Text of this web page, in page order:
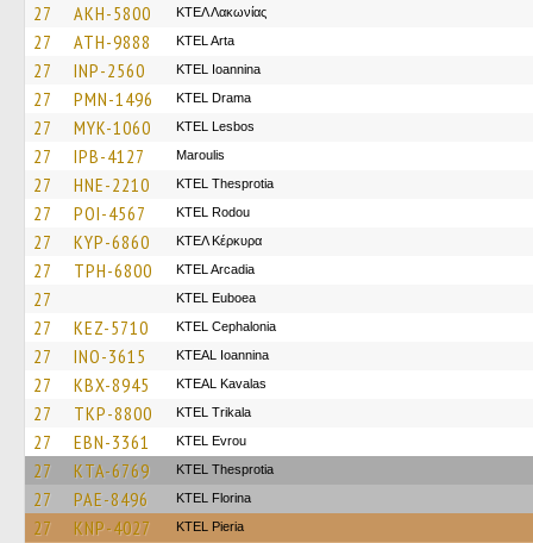
27 AKH-5800 ΚΤΕΛ Λακωνίας
27 ATH-9888 KTEL Arta
27 INP-2560 KTEL Ioannina
27 PMN-1496 KTEL Drama
27 MYK-1060 KTEL Lesbos
27 IPB-4127 Maroulis
27 HNE-2210 KTEL Thesprotia
27 POI-4567 ΚΤΕL Rodou
27 KYP-6860 ΚΤΕΛ Κέρκυρα
27 TPH-6800 KTEL Arcadia
27 ΚΤΕL Euboea
27 KEZ-5710 KTEL Cephalonia
27 INO-3615 KTEAL Ioannina
27 KBX-8945 KTEAL Kavalas
27 TKP-8800 ΚΤΕL Τrikala
27 EBN-3361 KTEL Evrou
27 KTA-6769 KTEL Thesprotia
27 PAE-8496 KTEL Florina
27 KNP-4027 KTEL Pieria